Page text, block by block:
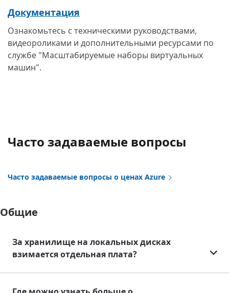
Документация
Ознакомьтесь с техническими руководствами,
видеороликами и дополнительными ресурсами по
службе "Масштабируемые наборы виртуальных
машин".
Часто задаваемые вопросы
Часто задаваемые вопросы о ценах Azure
Общие
За хранилище на локальных дисках
взимается отдельная плата?